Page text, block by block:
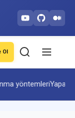
Ol
yöntemleriYapay